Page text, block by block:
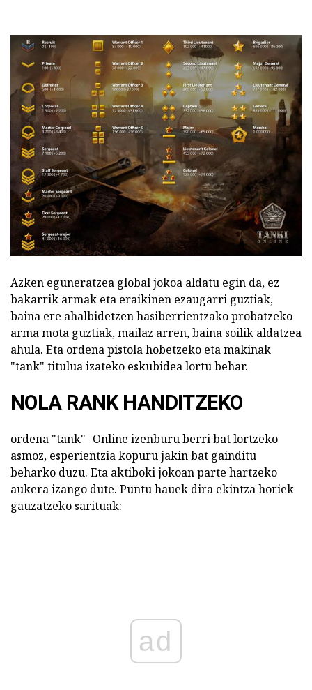
Azken eguneratzea global jokoa aldatu egin da, ez
bakarrik armak eta eraikinen ezaugarri guztiak,
baina ere ahalbidetzen hasiberrientzako probatzeko
arma mota guztiak, mailaz arren, baina soilik aldatzea
ahula. Eta ordena pistola hobetzeko eta makinak
"tank" titulua izateko eskubidea lortu behar.
NOLA RANK HANDITZEKO
ordena "tank" -Online izenburu berri bat lortzeko
asmoz, esperientzia kopuru jakin bat gainditu
beharko duzu. Eta aktiboki jokoan parte hartzeko
aukera izango dute. Puntu hauek dira ekintza horiek
gauzatzeko sarituak:
ad